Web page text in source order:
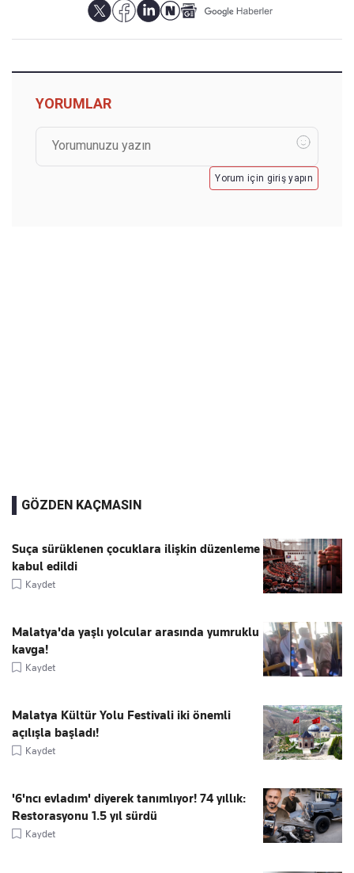
YORUMLAR
Yorum için giriş yapın
GÖZDEN KAÇMASIN
Suça sürüklenen çocuklara ilişkin düzenleme
kabul edildi
Kaydet
Malatya'da yaşlı yolcular arasında yumruklu
kavga!
Kaydet
Malatya Kültür Yolu Festivali iki önemli
açılışla başladı!
Kaydet
'6'ncı evladım' diyerek tanımlıyor! 74 yıllık:
Restorasyonu 1.5 yıl sürdü
Kaydet